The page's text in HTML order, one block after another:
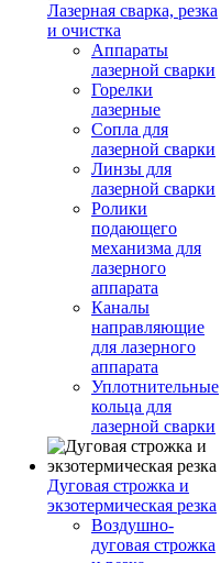
Лазерная сварка, резка
и очистка
Аппараты
лазерной сварки
Горелки
лазерные
Сопла для
лазерной сварки
Линзы для
лазерной сварки
Ролики
подающего
механизма для
лазерного
аппарата
Каналы
направляющие
для лазерного
аппарата
Уплотнительные
кольца для
лазерной сварки
Дуговая строжка и
экзотермическая резка
Воздушно-
дуговая строжка